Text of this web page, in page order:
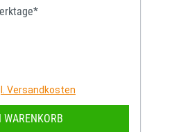
Versandkosten
WARENKORB